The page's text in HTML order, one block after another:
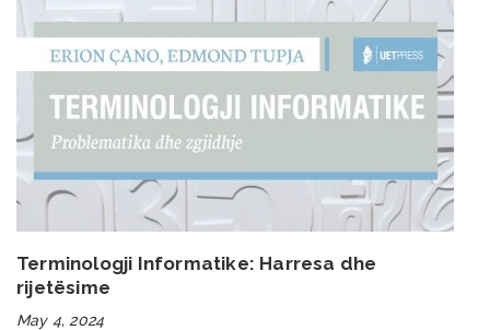
Terminologji Informatike: Harresa dhe
rijetësime
May 4, 2024